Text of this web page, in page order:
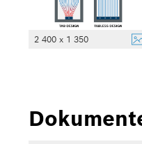
2 400 x 1 350